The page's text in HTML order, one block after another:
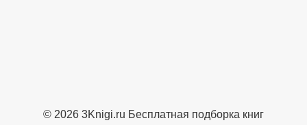
© 2026 3Knigi.ru Бесплатная подборка книг